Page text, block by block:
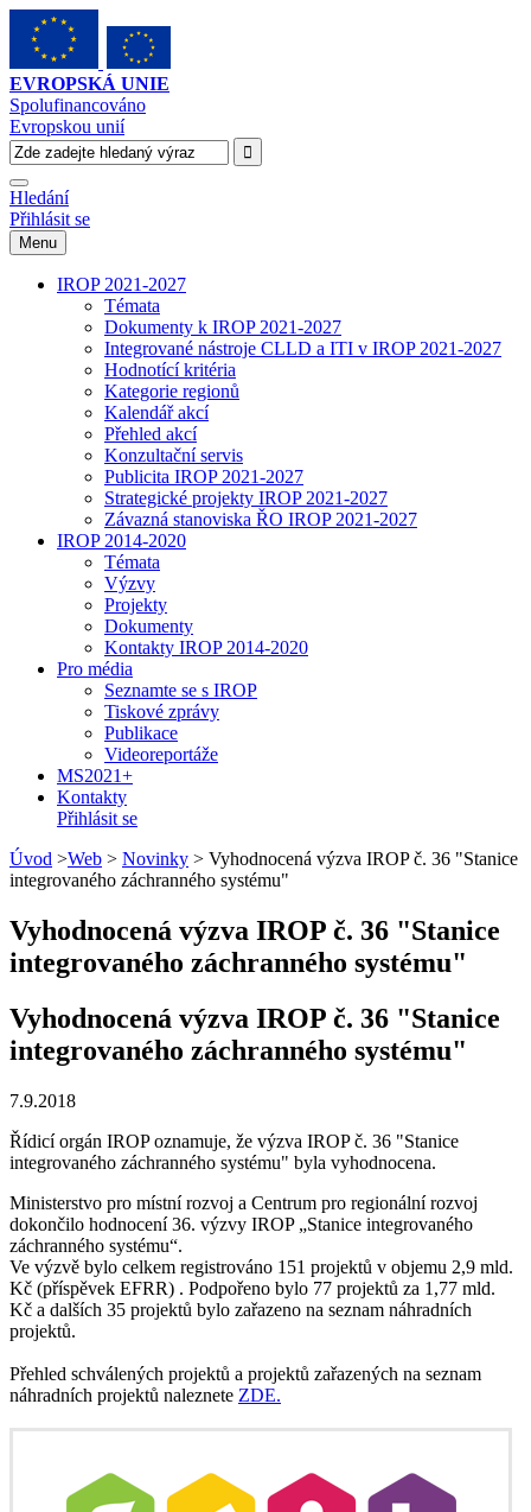
EVROPSKÁ UNIE
Spolufinancováno
Evropskou unií
Hledání
Přihlásit se
Menu
IROP 2021-2027
Témata
Dokumenty k IROP 2021-2027
Integrované nástroje CLLD a ITI v IROP 2021-2027
Hodnotící kritéria
Kategorie regionů
Kalendář akcí
Přehled akcí
Konzultační servis
Publicita IROP 2021-2027
Strategické projekty IROP 2021-2027
Závazná stanoviska ŘO IROP 2021-2027
IROP 2014-2020
Témata
Výzvy
Projekty
Dokumenty
Kontakty IROP 2014-2020
Pro média
Seznamte se s IROP
Tiskové zprávy
Publikace
Videoreportáže
MS2021+
Kontakty
Přihlásit se
Úvod >Web > Novinky > Vyhodnocená výzva IROP č. 36 "Stanice
integrovaného záchranného systému"
Vyhodnocená výzva IROP č. 36 "Stanice
integrovaného záchranného systému"
Vyhodnocená výzva IROP č. 36 "Stanice
integrovaného záchranného systému"
7.9.2018
Řídicí orgán IROP oznamuje, že výzva IROP č. 36 "Stanice
integrovaného záchranného systému" byla vyhodnocena.
Ministerstvo pro místní rozvoj a Centrum pro regionální rozvoj
dokončilo hodnocení 36. výzvy IROP „Stanice integrovaného
záchranného systému“.
Ve výzvě bylo celkem registrováno 151 projektů v objemu 2,9 mld.
Kč (příspěvek EFRR) . Podpořeno bylo 77 projektů za 1,77 mld.
Kč a dalších 35 projektů bylo zařazeno na seznam náhradních
projektů.
Přehled schválených projektů a projektů zařazených na seznam
náhradních projektů naleznete ZDE.